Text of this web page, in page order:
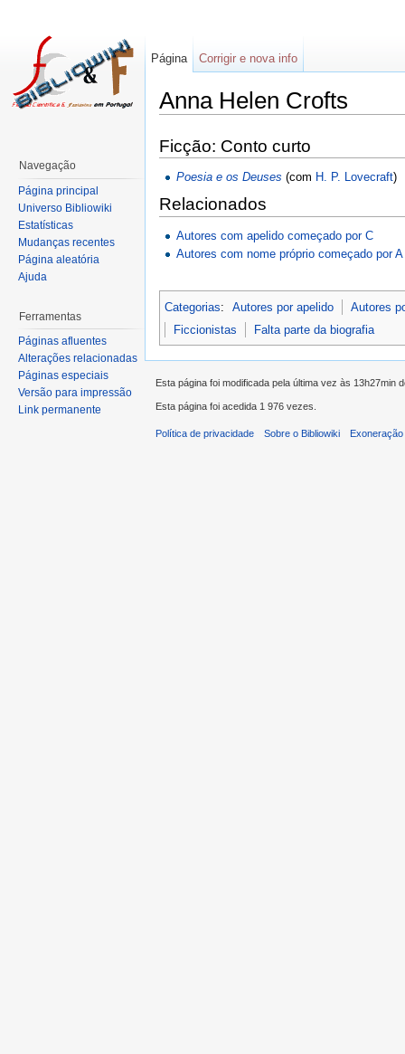
Anna Helen Crofts
Ficção: Conto curto
Poesia e os Deuses (com H. P. Lovecraft)
Relacionados
Autores com apelido começado por C
Autores com nome próprio começado por A
Categorias: Autores por apelido
Autores
Ficcionistas
Falta parte da biografia
Página Corrigir e nova info
Navegação
Página principal
Universo Bibliowiki
Estatísticas
Mudanças recentes
Página aleatória
Ajuda
Ferramentas
Páginas afluentes
Alterações relacionadas
Páginas especiais
Versão para impressão
Link permanente
Esta página foi modificada pela última vez às 13h27min
Esta página foi acedida 1 976 vezes.
Política de privacidade Sobre o Bibliowiki